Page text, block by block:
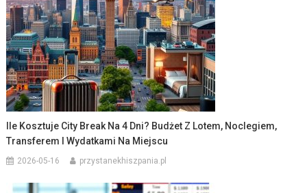
Ile Kosztuje City Break Na 4 Dni? Budżet Z Lotem, Noclegiem,
Transferem I Wydatkami Na Miejscu
2026-05-16 przystanekhiszpania.pl